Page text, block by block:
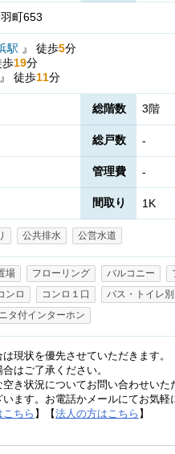
町653
駅 』 徒歩5分
歩19分
』 徒歩11分
総階数 3階
総戸数 -
管理費 -
間取り 1K
公共排水 公営水道
場 フローリング バルコニー
ンロ コンロ１口
バス・トイレ別
タ付インターホン
現状を優先させていただきます。
はご了承ください。
き状況についてお問い合わせいた
ます。お電話かメールにてお気軽
ちら 】【法人の方はこちら 】